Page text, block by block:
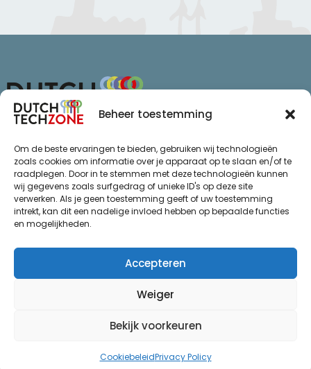
Beheer toestemming
Om de beste ervaringen te bieden, gebruiken wij technologieën
zoals cookies om informatie over je apparaat op te slaan en/of te
raadplegen. Door in te stemmen met deze technologieën kunnen
wij gegevens zoals surfgedrag of unieke ID's op deze site
verwerken. Als je geen toestemming geeft of uw toestemming
intrekt, kan dit een nadelige invloed hebben op bepaalde functies
en mogelijkheden.
Accepteren
Weiger
Bekijk voorkeuren
CookiebeleidPrivacy Policy
7811 KL Emmen
+31 (0)85 065 72 47
info@dutchtechzone.nl
Ga naar
De regio
Over ons
Thema’s
.
Algemene voorwaarden
© Dutch Techzone 2026 Ontwikkeld door Webzuiver